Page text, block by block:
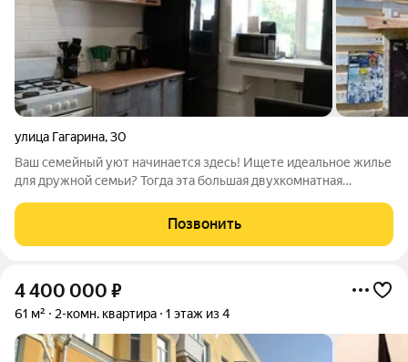
улица Гагарина,30
Ваш семейный уют начинается здесь! Ищете идеальное жилье
для дружной семьи? Тогда эта большая двухкомнатная
комнаты 20 и 18 кв.м. подарят комфорт каждому члену семьи!
кухня 8 кв.м. облегчит
Позвонить
4 400 000 ₽
61 м² 2-комн. квартира 1 этаж из 4